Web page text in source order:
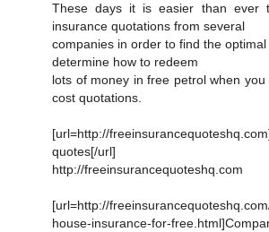
These days it is easier than ever
insurance quotations from several
companies in order to find the
determine how to redeem
lots of money in free petrol when
cost quotations.
[url=http://
quotes[/url]
http://freeinsurancequoteshq.com
[url=http://
house-insurance-for-